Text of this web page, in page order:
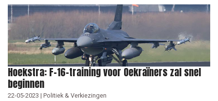
Hoekstra: F-16-training voor Oekraïners zal snel
beginnen
22-05-2023 | Politiek & Verkiezingen